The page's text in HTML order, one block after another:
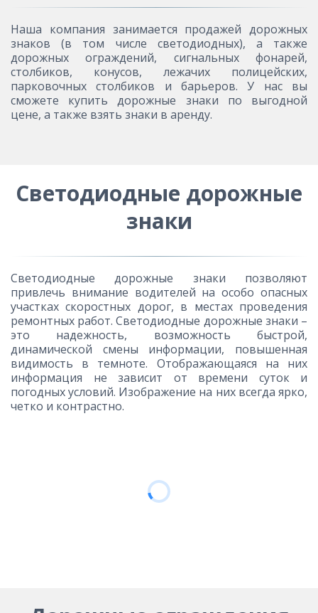
Наша компания занимается продажей дорожных
знаков (в том числе светодиодных), а также
дорожных ограждений, сигнальных фонарей,
столбиков, конусов, лежачих полицейских,
парковочных столбиков и барьеров. У нас вы
сможете купить дорожные знаки по выгодной
цене, а также взять знаки в аренду.
Светодиодные дорожные
знаки
Светодиодные дорожные знаки позволяют
привлечь внимание водителей на особо опасных
участках скоростных дорог, в местах проведения
ремонтных работ. Светодиодные дорожные знаки –
это надежность, возможность быстрой,
динамической смены информации, повышенная
видимость в темноте. Отображающаяся на них
информация не зависит от времени суток и
погодных условий. Изображение на них всегда ярко,
четко и контрастно.